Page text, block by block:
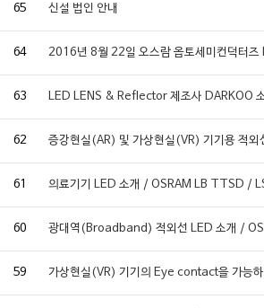
65 신설 법인 안내
64 2016년 8월 22일 오스람 옵토세미컨덕터
63 LED LENS & Reflector 제조사 DARKOO
62 증강현실(AR) 및 가상현실(VR) 기기용 적
61 의료기기 LED 소개 / OSRAM LB TTSD
60 광대역(Broadband) 적외선 LED 소개 /
59 가상현실(VR) 기기의 Eye contact을 가능